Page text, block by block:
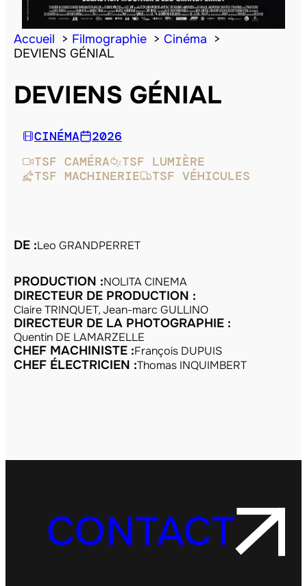
Accueil Filmographie
Cinéma
DEVIENS GÉNIAL
DEVIENS GÉNIAL
CINÉMA
2026
TSF CAMÉRA
TSF LUMIÈRE
TSF MACHINERIE
TSF VÉHICULES
DE :Leo GRANDPERRET
PRODUCTION :NOLITA CINEMA
DIRECTEUR DE PRODUCTION :
Claire TRINQUET, Jean-marc GULLINO
DIRECTEUR DE LA PHOTOGRAPHIE :
Quentin DE LAMARZELLE
CHEF MACHINISTE :François DUPUIS
CHEF ÉLECTRICIEN :Thomas INQUIMBERT
CONTACT